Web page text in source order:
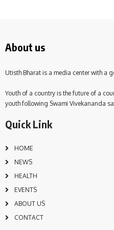
About us
Utisth Bharat is a media center with a
Youth of a country is the future of a
youth following Swami Vivekananda
Quick Link
HOME
NEWS
HEALTH
EVENTS
ABOUT US
CONTACT